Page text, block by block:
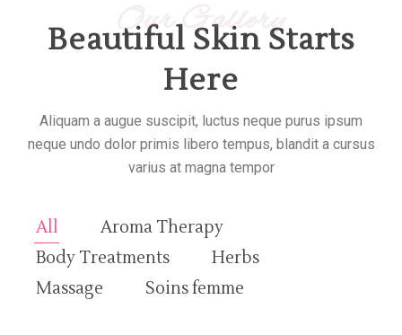
Our Gallery
Beautiful Skin Starts
Here
Aliquam a augue suscipit, luctus neque purus ipsum
neque undo dolor primis libero tempus, blandit a cursus
varius at magna tempor
All
Aroma Therapy
Body Treatments
Herbs
Massage
Soins femme